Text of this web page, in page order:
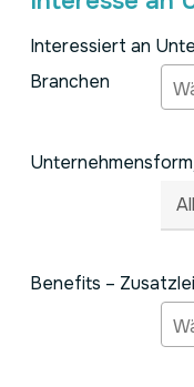
Interessiert an
Branchen
Benefits –